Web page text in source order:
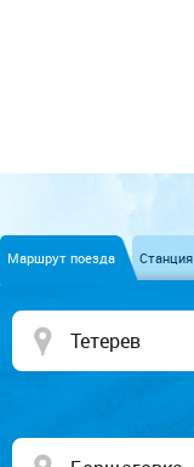
Маршрут поезда Станция